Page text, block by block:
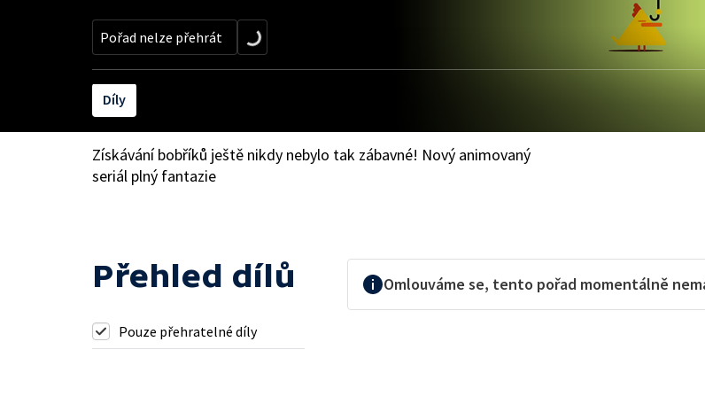
Pořad nelze přehrát
Díly
Získávání bobříků ještě nikdy nebylo tak zábavné! Nový animovaný
seriál plný fantazie
Přehled dílů
Pouze přehratelné díly
Omlouváme se, tento pořad momentálně